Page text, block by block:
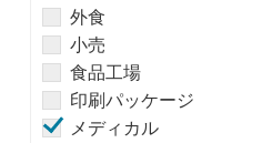
外食
小売
食品工場
印刷パッケージ
メディカル